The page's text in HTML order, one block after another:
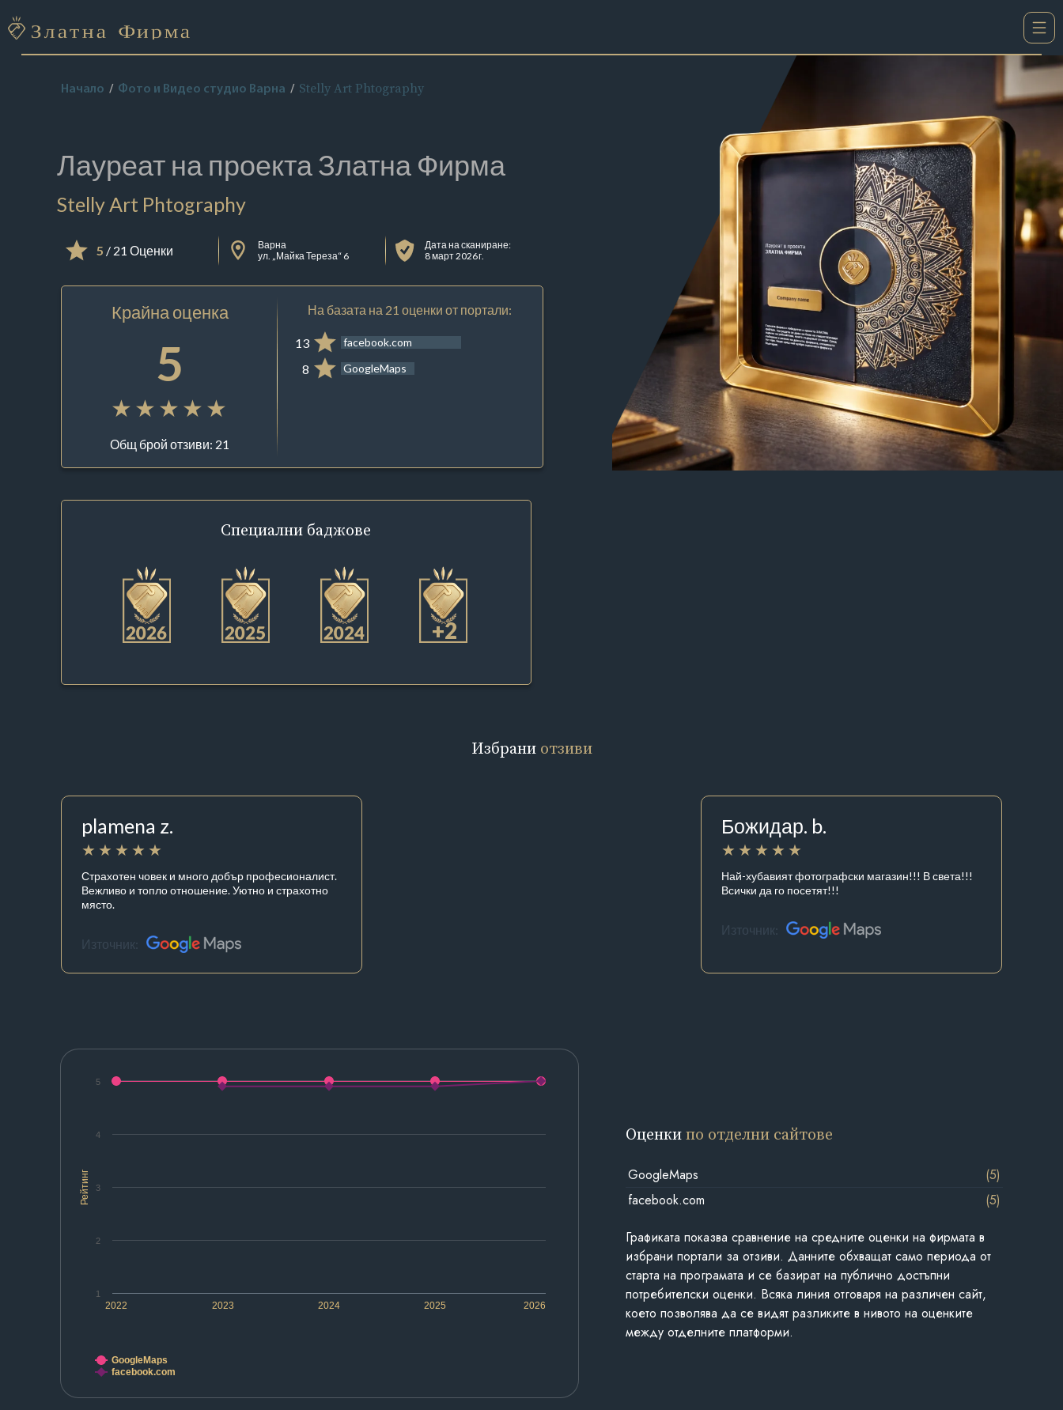
Начало Фото и Видео студио Варна Stelly Art Phtography
Лауреат на проектаЗлатна Фирма
Stelly Art Phtography
5 / 21 Оценки
Варна
ул. „Майка Тереза“ 6
Дата на сканиране:
8 март 2026 г.
Крайна оценка
5
Общ брой отзиви: 21
На базата на 21 оценки от портали:
13 facebook.com
8 GoogleMaps
Специални баджове
+2
Избрани отзиви
plamena z.
Страхотен човек и много добър професионалист.
Вежливо и топло отношение. Уютно и страхотно
място.
Източник:
Божидар. b.
Най-хубавият фотографски магазин!!! В света!!!
Всички да го посетят!!!
Източник:
Рейтинг
2022 2023 2024 2025 2026
1
2
3
4
5
GoogleMaps
facebook.com
Оценкипо отделни сайтове
GoogleMaps
(5)
facebook.com
(5)
Графиката показва сравнение на средните оценки на фирмата в
избрани портали за отзиви. Данните обхващат само периода от
старта на програмата и се базират на публично достъпни
потребителски оценки. Всяка линия отговаря на различен сайт,
което позволява да се видят разликите в нивото на оценките
между отделните платформи.